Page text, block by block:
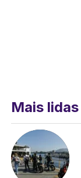
Mais lidas